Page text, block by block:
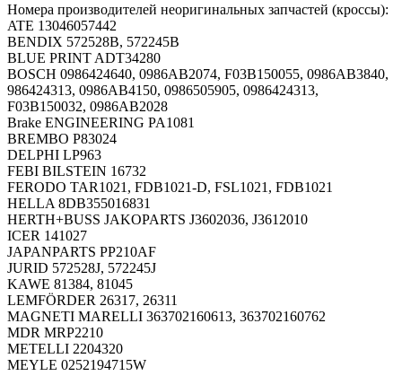
Номера производителей неоригинальных запчастей (кроссы):
ATE 13046057442
BENDIX 572528B, 572245B
BLUE PRINT ADT34280
BOSCH 0986424640, 0986AB2074, F03B150055, 0986AB3840,
986424313, 0986AB4150, 0986505905, 0986424313,
F03B150032, 0986AB2028
Brake ENGINEERING PA1081
BREMBO P83024
DELPHI LP963
FEBI BILSTEIN 16732
FERODO TAR1021, FDB1021-D, FSL1021, FDB1021
HELLA 8DB355016831
HERTH+BUSS JAKOPARTS J3602036, J3612010
ICER 141027
JAPANPARTS PP210AF
JURID 572528J, 572245J
KAWE 81384, 81045
LEMFÖRDER 26317, 26311
MAGNETI MARELLI 363702160613, 363702160762
MDR MRP2210
METELLI 2204320
MEYLE 0252194715W